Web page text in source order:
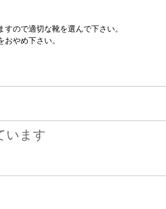
ので適切な靴を選んで下さい。
やめ下さい。
います